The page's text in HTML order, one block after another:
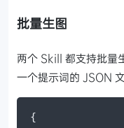
批量生图
两个 Skill 都支持批量
一个提示词的 JSON
{